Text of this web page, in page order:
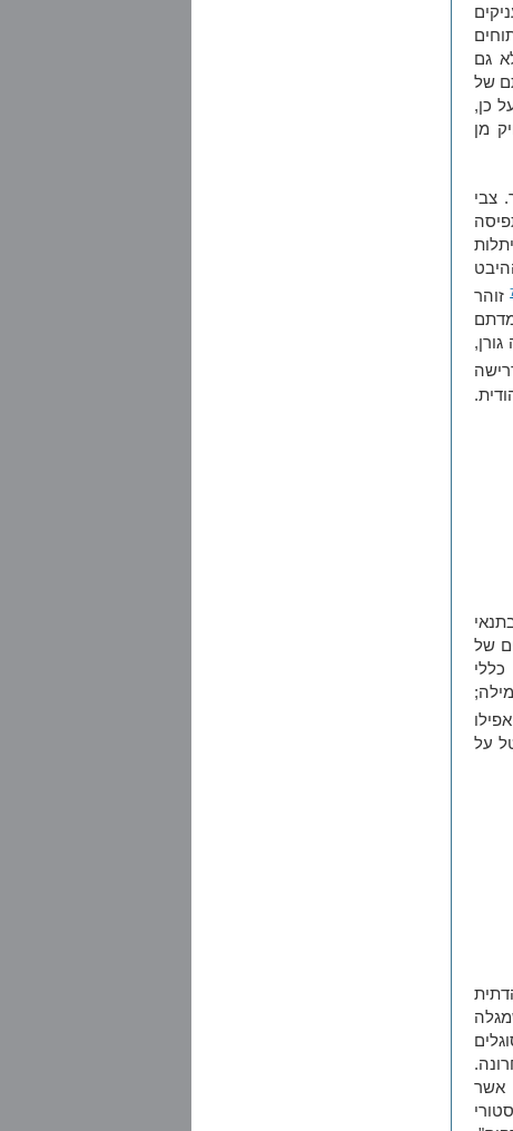
גם
של
כן,
מן
צבי
זוהר
של
על
אשר